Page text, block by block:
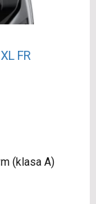
FR
(klasa A)